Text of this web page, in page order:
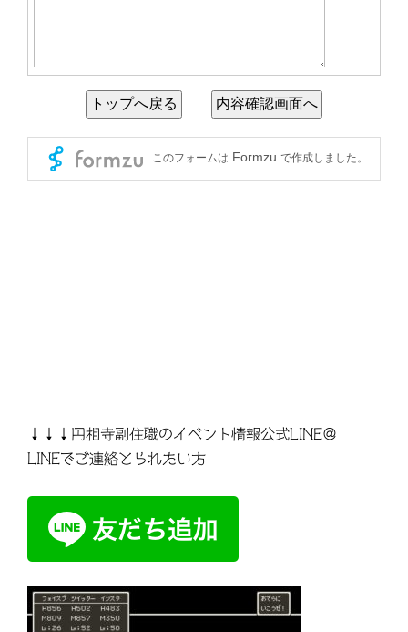
↓↓↓円相寺副住職のイベント情報公式LINE＠
LINEでご連絡とられたい方